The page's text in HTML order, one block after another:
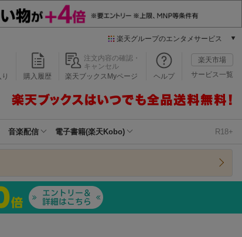
楽天グループのエンタメサービス
本/ゲーム/CD/DVD
楽天ブックス
楽天Kobo
購入履歴
注文内容の確認・
キャンセル
楽天ブックスMyページ
ヘルプ
楽天市場
サービス一覧
音楽配信 電子書籍(楽天Kobo) R18+